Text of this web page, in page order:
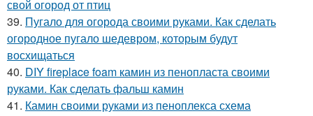
свой огород от птиц
39. Пугало для огорода своими руками. Как сделать
огородное пугало шедевром, которым будут
восхищаться
40. DIY fireplace foam камин из пенопласта своими
руками. Как сделать фальш камин
41. Камин своими руками из пеноплекса схема